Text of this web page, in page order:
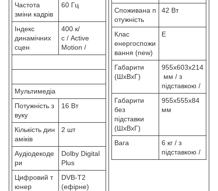
Частота
зміни кадрів
60 Гц
Індекс
динамічних
сцен
400 к/
с / Active
Motion /
Мультимедіа
Потужність з
вуку
16 Вт
Кількість дин
аміків
2 шт
Аудіодекоде
ри
Dolby Digital
Plus
Цифровий т
юнер
DVB-T2
(ефірне)
Споживана п
отужність
42 Вт
Клас
енергоспожи
вання (new)
E
Габарити
(ШхВхГ)
955x603x214
мм / з
підставкою /
Габарити
без
підставки
(ШхВхГ)
955x555x84
мм
Вага
6 кг / з
підставкою /